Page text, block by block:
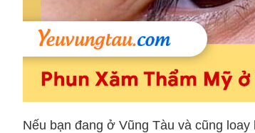
Nếu bạn đang ở Vũng Tàu và cũng